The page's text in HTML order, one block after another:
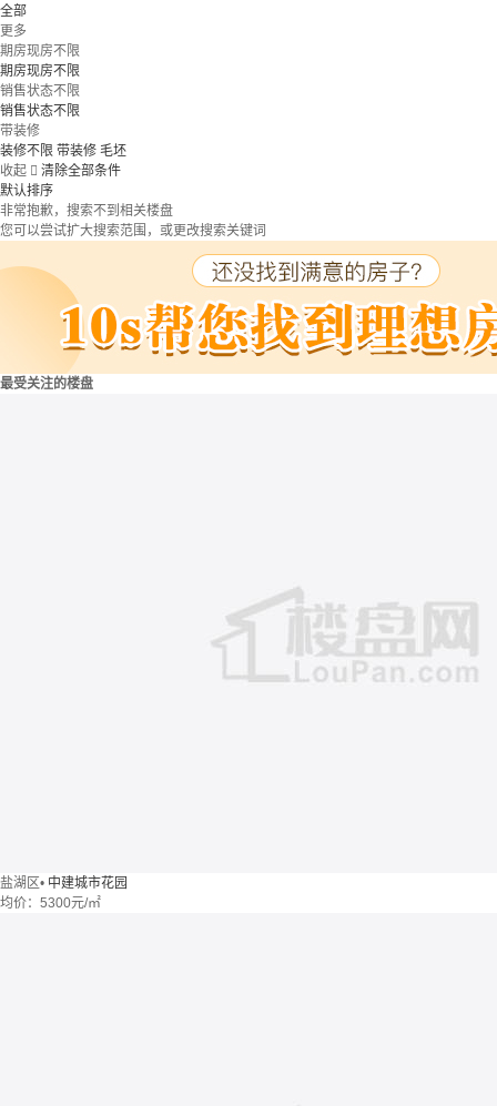
全部
更多
期房现房不限
期房现房不限
销售状态不限
销售状态不限
带装修
装修不限 带装修 毛坯
收起  清除全部条件
默认排序
非常抱歉，搜索不到相关楼盘
您可以尝试扩大搜索范围，或更改搜索关键词
最受关注的楼盘
盐湖区• 中建城市花园
均价： 5300元/㎡